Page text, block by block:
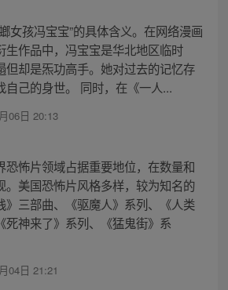
女孩冯宝宝”的具体含义。在网络漫画
生作品中，冯宝宝是华北地区临时
但却是炁功高手。她对过去的记忆存
自己的身世。 同时，在《一人...
06日 20:13
恐怖片领域占据重要地位，在数量和
。美国恐怖片风格多样，较为知名的
》三部曲、《驱魔人》系列、《人类
死神来了》系列、《猛鬼街》系
04日 21:21